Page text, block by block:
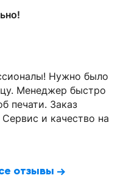
Нужно было
Менеджер быстро
печати. Заказ
и качество на
отзывы →